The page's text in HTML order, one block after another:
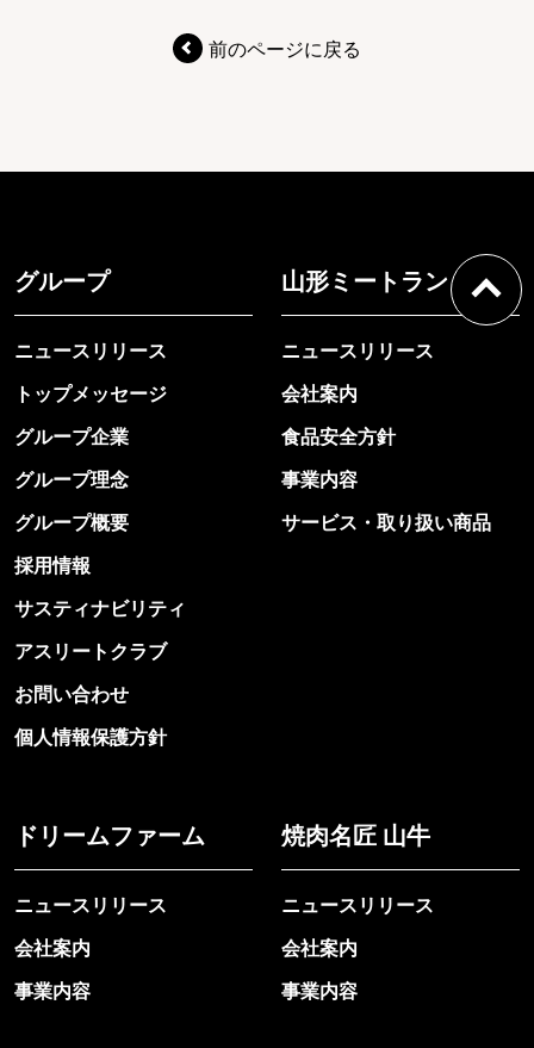
前のページに戻る
グループ
ニュースリリース
トップメッセージ
グループ企業
グループ理念
グループ概要
採用情報
サスティナビリティ
アスリートクラブ
お問い合わせ
個人情報保護方針
山形ミートランド
ニュースリリース
会社案内
食品安全方針
事業内容
サービス・取り扱い商品
ドリームファーム
ニュースリリース
会社案内
事業内容
焼肉名匠 山牛
ニュースリリース
会社案内
事業内容